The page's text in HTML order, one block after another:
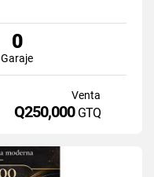
0
Garaje
Venta
Q250,000 GTQ